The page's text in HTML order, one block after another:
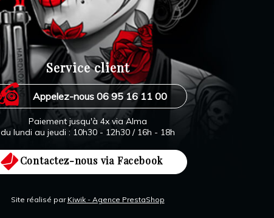
Service client
Appelez-nous 06 95 16 11 00
Paiement jusqu'à 4x via Alma
du lundi au jeudi : 10h30 - 12h30 / 16h - 18h
Contactez-nous via Facebook
Site réalisé par Kiwik - Agence PrestaShop